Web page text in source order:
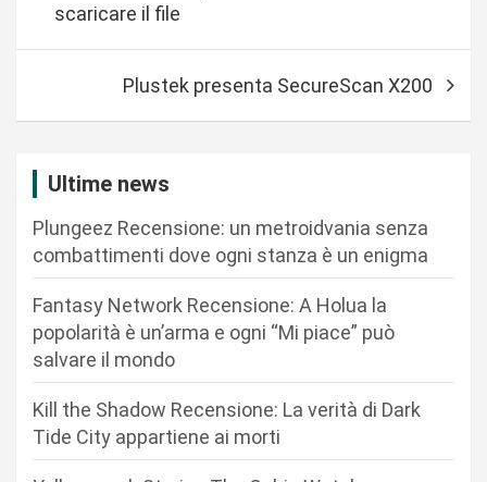
i
a
scaricare il file
Plustek presenta SecureScan X200
Ultime news
Plungeez Recensione: un metroidvania senza
combattimenti dove ogni stanza è un enigma
Fantasy Network Recensione: A Holua la
popolarità è un’arma e ogni “Mi piace” può
salvare il mondo
Kill the Shadow Recensione: La verità di Dark
Tide City appartiene ai morti